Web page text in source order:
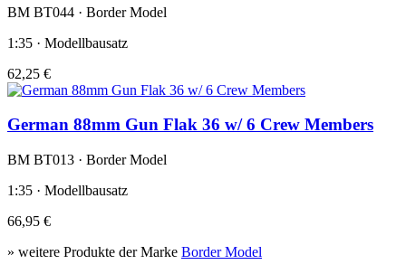
BM BT044 · Border Model
1:35 · Modellbausatz
62,25 €
German 88mm Gun Flak 36 w/ 6 Crew Members
BM BT013 · Border Model
1:35 · Modellbausatz
66,95 €
» weitere Produkte der Marke Border Model